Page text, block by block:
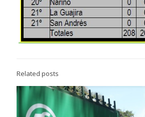
Related posts